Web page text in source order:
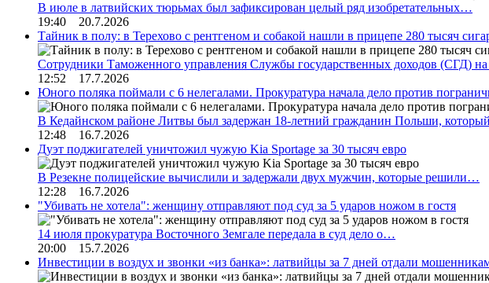
В июле в латвийских тюрьмах был зафиксирован целый ряд изобретательных…
19:40 20.7.2026
Тайник в полу: в Терехово с рентгеном и собакой нашли в прицепе 280 тысяч
Сотрудники Таможенного управления Службы государственных доходов (СГД)
12:52 17.7.2026
Юного поляка поймали с 6 нелегалами. Прокуратура начала дело против
В Кедайнском районе Литвы был задержан 18-летний гражданин Польши,
12:48 16.7.2026
Дуэт поджигателей уничтожил чужую Kia Sportage за 30 тысяч евро
В Резекне полицейские вычислили и задержали двух мужчин, которые решили…
12:28 16.7.2026
"Убивать не хотела": женщину отправляют под суд за 5 ударов ножом в гостя
14 июля прокуратура Восточного Земгале передала в суд дело о…
20:00 15.7.2026
Инвестиции в воздух и звонки «из банка»: латвийцы за 7 дней отдали